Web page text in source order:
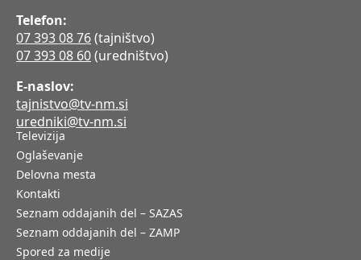
Telefon:
07 393 08 76(tajništvo)
07 393 08 60(uredništvo)
E-naslov:
tajnistvo@tv-nm.si
uredniki@tv-nm.si
Televizija
Oglaševanje
Delovna mesta
Kontakti
Seznam oddajanih del – SAZAS
Seznam oddajanih del – ZAMP
Spored za medije